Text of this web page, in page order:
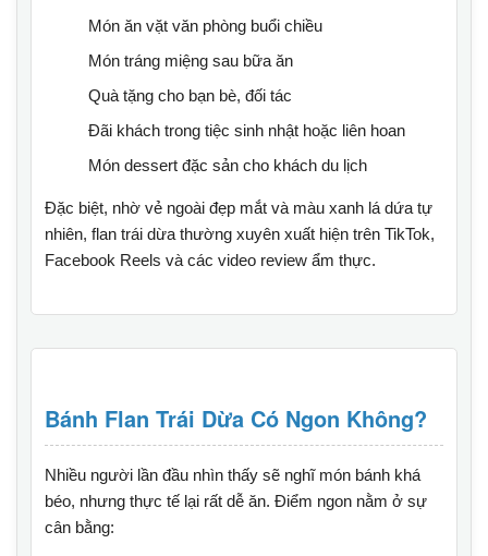
Món ăn vặt văn phòng buổi chiều
Món tráng miệng sau bữa ăn
Quà tặng cho bạn bè, đối tác
Đãi khách trong tiệc sinh nhật hoặc liên hoan
Món dessert đặc sản cho khách du lịch
Đặc biệt, nhờ vẻ ngoài đẹp mắt và màu xanh lá dứa tự
nhiên, flan trái dừa thường xuyên xuất hiện trên TikTok,
Facebook Reels và các video review ẩm thực.
Bánh Flan Trái Dừa Có Ngon Không?
Nhiều người lần đầu nhìn thấy sẽ nghĩ món bánh khá
béo, nhưng thực tế lại rất dễ ăn. Điểm ngon nằm ở sự
cân bằng: